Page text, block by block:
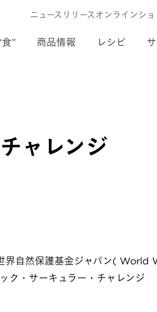
” 商品情報 レシピ
ニュースリリースオンラインショ
ャレンジ
界自然保護基金ジャパン( World
・サーキュラー・チャレンジ